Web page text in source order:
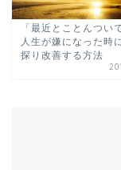
「最近とことんつい
人生が嫌になった時
探り改善する方法